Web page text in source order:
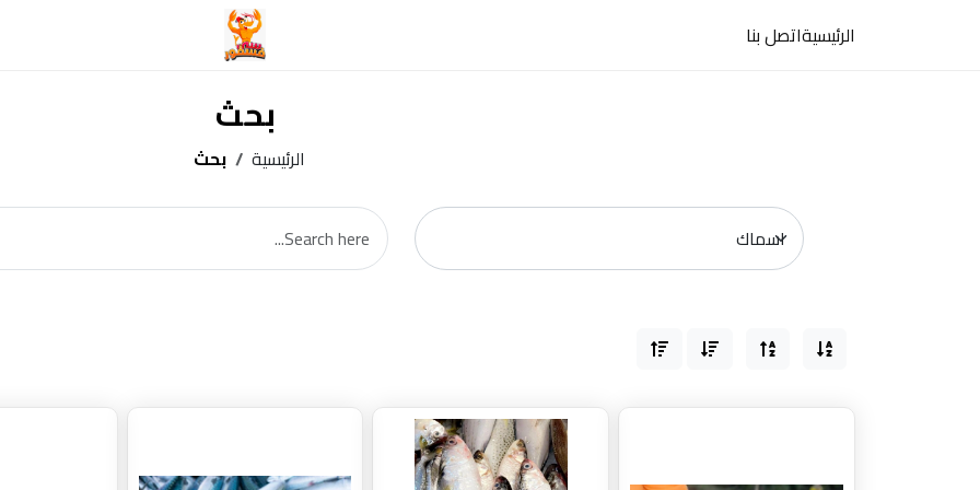
الرئيسيةاتصل بنا
بحث
الرئيسية بحث